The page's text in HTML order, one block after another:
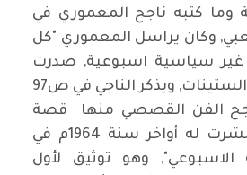
وما كتبه ناجح المعموري في
وكان يراسل المعموري "كل
سياسية اسبوعية, صدرت
في بغداد منتصف الستينات, ويذكر الناجي في ص97
ناجح الفن القصصي منها قصة
بعنوان "سكران" نشرت له أواخر سنة 1964م في
الاسبوعي", وهو توثيق لأول